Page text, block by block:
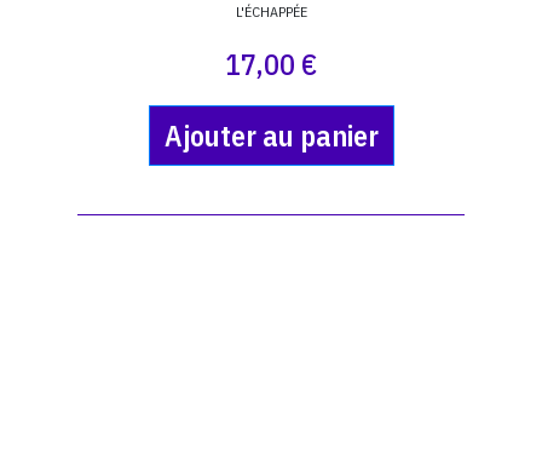
L'ÉCHAPPÉE
17,00 €
Ajouter au panier